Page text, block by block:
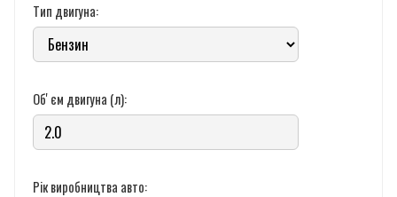
Тип двигуна:
Обʼєм двигуна (л):
Рік виробництва авто: